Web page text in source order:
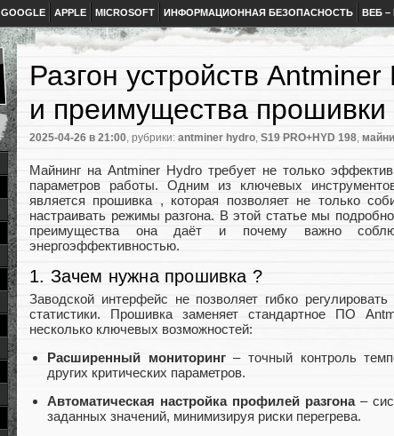
GOOGLE APPLE MICROSOFT ИНФОРМАЦИОННАЯ БЕЗОПАСНОСТЬ ВЕБ –
Разгон устройств
и преимущества прошивки
2025-04-26 в 21:00, рубрики: antminer hydro, S19 PRO+HYD 198,
Майнинг на Antminer Hydro требует не только
параметров работы. Одним из ключевых
является прошивка , которая позволяет не только
настраивать режимы разгона. В этой статье мы
преимущества она даёт и почему важно
энергоэффективностью.
1. Зачем нужна прошивка ?
Заводской интерфейс не позволяет гибко
статистики. Прошивка заменяет стандартное ПО
несколько ключевых возможностей:
Расширенный мониторинг– точный контроль
других критических параметров.
Автоматическая настройка профилей разгона–
заданных значений, минимизируя риски перегрева.